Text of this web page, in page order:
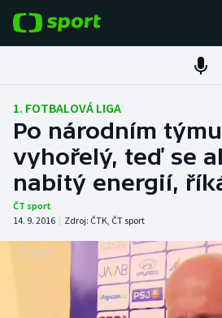
Fotbal
Hokej
Tenis
Atletika
Cyklistika
DALŠÍ SPORTY
1. FOTBALOVÁ LIGA
Po národním
vyhořelý, teď se
nabitý energií,
ČT sport
14. 9. 2016 | Zdroj: ČTK, ČT sport